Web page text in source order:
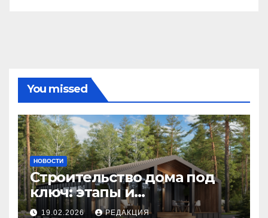
You missed
НОВОСТИ
Строительство дома под
ключ: этапы и
планирование бюджета
19.02.2026 РЕДАКЦИЯ